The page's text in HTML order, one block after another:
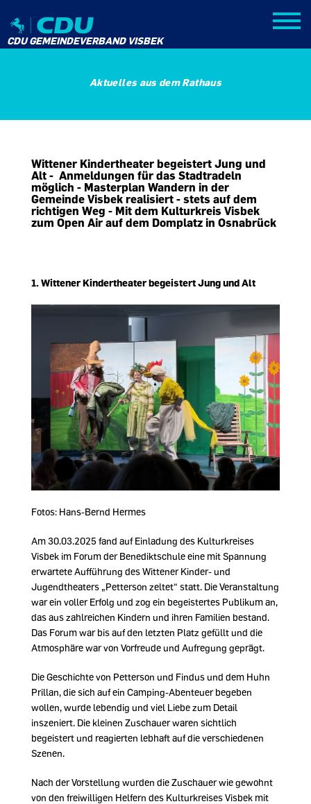
CDU GEMEINDEVERBAND VISBEK
Aktuelles aus dem Rathaus
Wittener Kindertheater begeistert Jung und
Alt - Anmeldungen für das Stadtradeln
möglich - Masterplan Wandern in der
Gemeinde Visbek realisiert - stets auf dem
richtigen Weg - Mit dem Kulturkreis Visbek
zum Open Air auf dem Domplatz in Osnabrück
1.Wittener Kindertheater begeistert Jung und Alt
Fotos: Hans-Bernd Hermes
Am 30.03.2025 fand auf Einladung des Kulturkreises
Visbek im Forum der Benediktschule eine mit Spannung
erwartete Aufführung des Wittener Kinder- und
Jugendtheaters „Petterson zeltet“ statt. Die Veranstaltung
war ein voller Erfolg und zog ein begeistertes Publikum an,
das aus zahlreichen Kindern und ihren Familien bestand.
Das Forum war bis auf den letzten Platz gefüllt und die
Atmosphäre war von Vorfreude und Aufregung geprägt.
Die Geschichte von Petterson und Findus und dem Huhn
Prillan, die sich auf ein Camping-Abenteuer begeben
wollen, wurde lebendig und viel Liebe zum Detail
inszeniert. Die kleinen Zuschauer waren sichtlich
begeistert und reagierten lebhaft auf die verschiedenen
Szenen.
Nach der Vorstellung wurden die Zuschauer wie gewohnt
von den freiwilligen Helfern des Kulturkreises Visbek mit